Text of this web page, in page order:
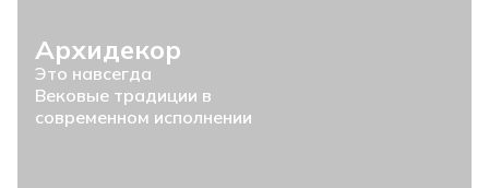
Архидекор
Это навсегда
Вековые традиции в
современном исполнении